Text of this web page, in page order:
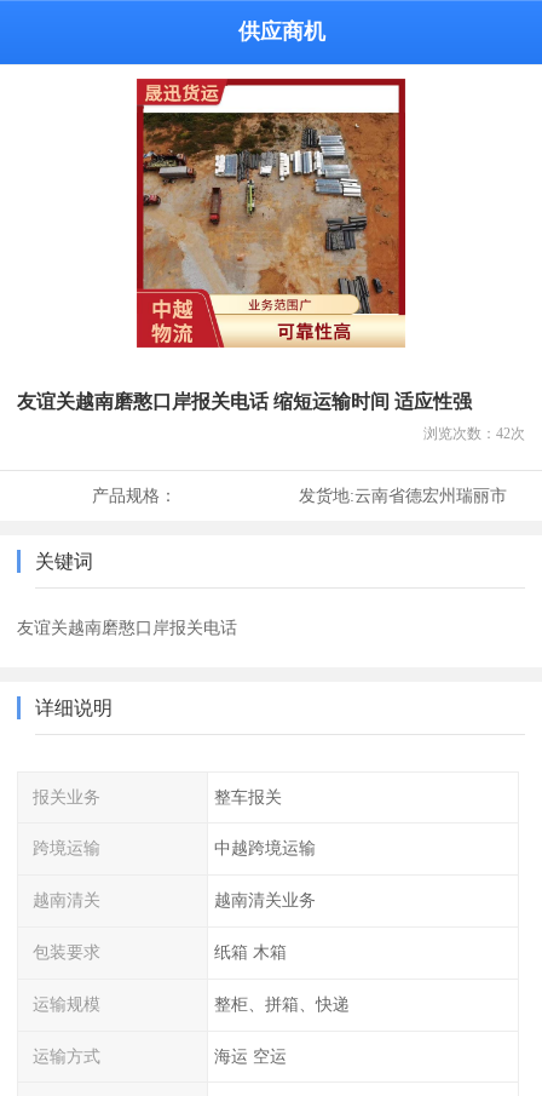
供应商机
友谊关越南磨憨口岸报关电话 缩短运输时间 适应性强
浏览次数： 42次
产品规格： 发货地:云南省德宏州瑞丽市
关键词
友谊关越南磨憨口岸报关电话
详细说明
报关业务 整车报关
跨境运输 中越跨境运输
越南清关 越南清关业务
包装要求 纸箱 木箱
运输规模 整柜、拼箱、快递
运输方式 海运 空运